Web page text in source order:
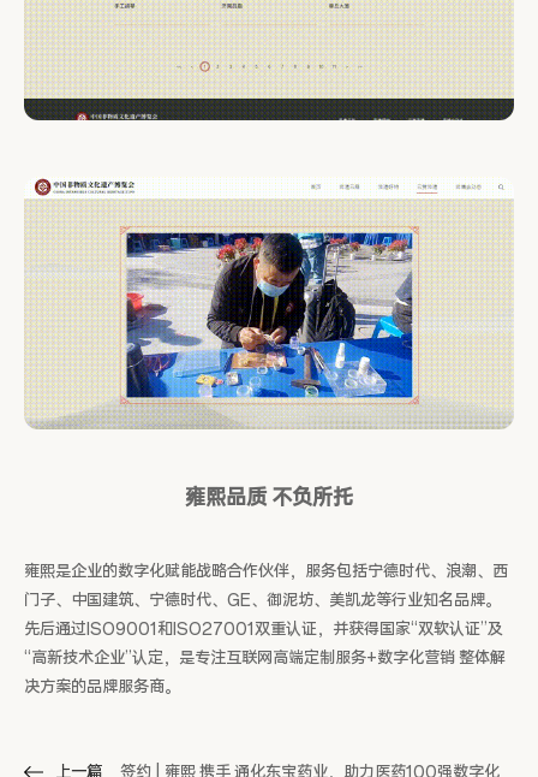
雍熙品质 不负所托
雍熙是企业的数字化赋能战略合作伙伴，服务包括宁德时代、浪潮、西
门子、中国建筑、宁德时代、GE、御泥坊、美凯龙等行业知名品牌。
先后通过ISO9001和ISO27001双重认证，并获得国家“双软认证”及
“高新技术企业”认定，是专注互联网高端定制服务+数字化营销 整体解
决方案的品牌服务商。
上一篇
签约 | 雍熙 携手 通化东宝药业，助力医药100强数字化